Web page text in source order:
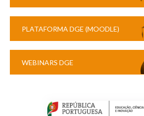
PLATAFORMA DGE (MOODLE)
WEBINARS DGE